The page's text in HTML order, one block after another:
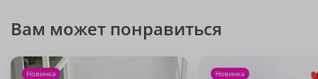
Вам может понравиться
Новинка Новинка